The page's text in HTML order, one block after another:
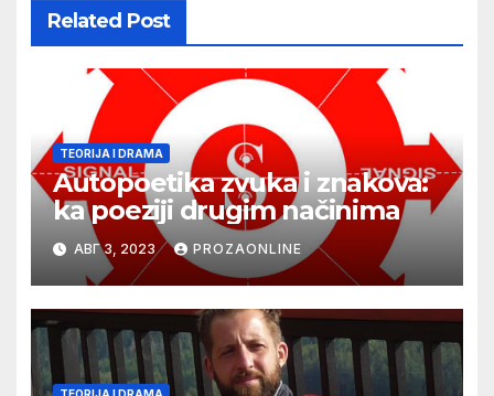
Related Post
TEORIJA I DRAMA
Autopoetika zvuka i znakova:
ka poeziji drugim načinima
АВГ 3, 2023 PROZAONLINE